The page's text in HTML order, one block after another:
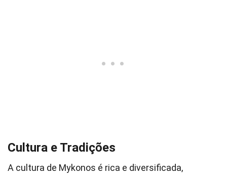
Cultura e Tradições
A cultura de Mykonos é rica e diversificada,